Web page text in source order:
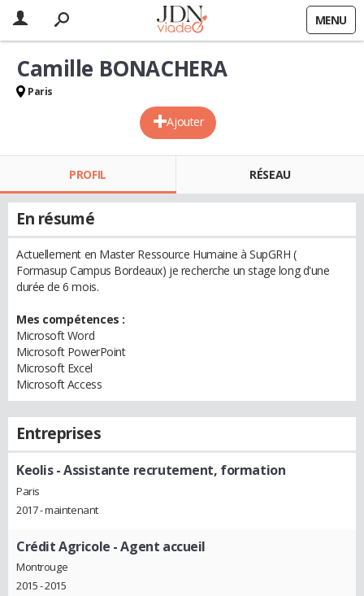
MENU
Ajouter
Camille BONACHERA
Paris
PROFIL RÉSEAU
En résumé
Actuellement en Master Ressource Humaine à SupGRH (
Formasup Campus Bordeaux) je recherche un stage long d'une
durée de 6 mois.
Mes compétences :
Microsoft Word
Microsoft PowerPoint
Microsoft Excel
Microsoft Access
Entreprises
Keolis- Assistante recrutement, formation
Paris
2017 - maintenant
Crédit Agricole - Agent accueil
Montrouge
2015 - 2015